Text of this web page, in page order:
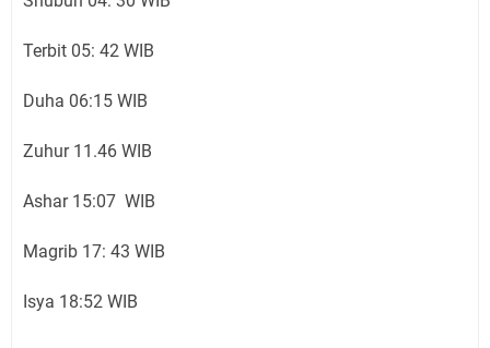
Terbit 05: 42 WIB
Duha 06:15 WIB
Zuhur 11.46 WIB
Ashar 15:07 WIB
Magrib 17: 43 WIB
Isya 18:52 WIB